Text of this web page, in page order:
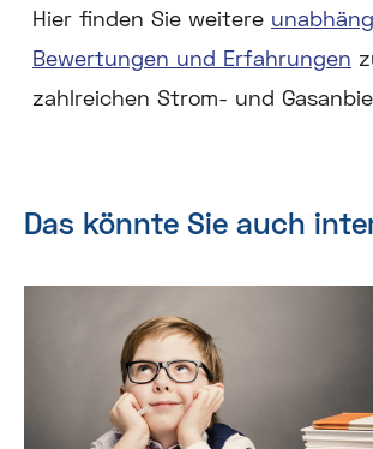
Hier finden Sie weitere
Bewertungen und Erfahrungen
zahlreichen Strom- und
Das könnte Sie auch